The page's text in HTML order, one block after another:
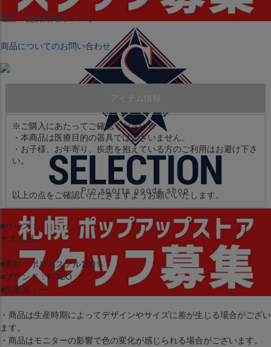
返品・交換特約について
商品についてのお問い合わせ
アイテム情報
※ご購入にあたってご確認ください※
・本商品は医療目的の器具ではございません。
・お子様、お年寄り、疾患を抱えている方のご利用はお避け下さ
い。
以上の点をご確認いただきますようお願いいたします。
■サイズ：
▼大人用
■素材：ポリエステル100％
■ブランド：FOCO
■生産国：ー
・商品は生産時期によってデザインやサイズに差が生じる場合がござい
ます。
・商品はモニターの影響で色の変化が感じられる場合がございます。